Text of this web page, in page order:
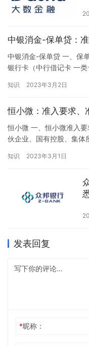
中银消金-保单贷：
中银消金-保单贷 一、保
银行卡（中行借记卡 一
次、季缴≥8，月缴≥24次
款信息，投保人近一年内
知识 2023年3月2日
恒小微：准入要求、
恒小微 一、恒小微准入
伙企业、国有控股、集体
个月无法人变更及＞50%
＞35万； 6、近5个月有
知识 2023年3月1日
发表回复
*昵称：